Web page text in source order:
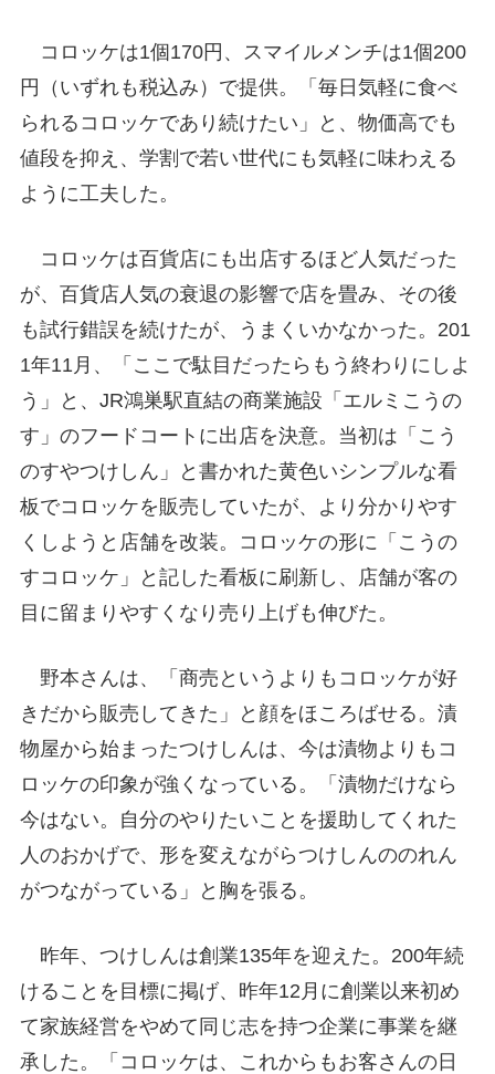
コロッケは1個170円、スマイルメンチは1個200
円（いずれも税込み）で提供。「毎日気軽に食べ
られるコロッケであり続けたい」と、物価高でも
値段を抑え、学割で若い世代にも気軽に味わえる
ように工夫した。
コロッケは百貨店にも出店するほど人気だった
が、百貨店人気の衰退の影響で店を畳み、その後
も試行錯誤を続けたが、うまくいかなかった。201
1年11月、「ここで駄目だったらもう終わりにしよ
う」と、JR鴻巣駅直結の商業施設「エルミこうの
す」のフードコートに出店を決意。当初は「こう
のすやつけしん」と書かれた黄色いシンプルな看
板でコロッケを販売していたが、より分かりやす
くしようと店舗を改装。コロッケの形に「こうの
すコロッケ」と記した看板に刷新し、店舗が客の
目に留まりやすくなり売り上げも伸びた。
野本さんは、「商売というよりもコロッケが好
きだから販売してきた」と顔をほころばせる。漬
物屋から始まったつけしんは、今は漬物よりもコ
ロッケの印象が強くなっている。「漬物だけなら
今はない。自分のやりたいことを援助してくれた
人のおかげで、形を変えながらつけしんののれん
がつながっている」と胸を張る。
昨年、つけしんは創業135年を迎えた。200年続
けることを目標に掲げ、昨年12月に創業以来初め
て家族経営をやめて同じ志を持つ企業に事業を継
承した。「コロッケは、これからもお客さんの日